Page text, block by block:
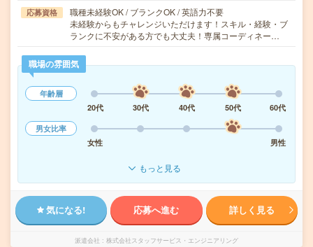
応募資格
職種未経験OK / ブランクOK / 英語力不要
未経験からもチャレンジいただけます！スキル・経験・ブ
ランクに不安がある方でも大丈夫！専属コーディネー…
職場の雰囲気
年齢層
20代
30代 40代 50代
60代
男女比率
女性
男性
もっと見る
気になる! 応募へ進む 詳しく見る
派遣会社 株式会社スタッフサービス・エンジニアリング